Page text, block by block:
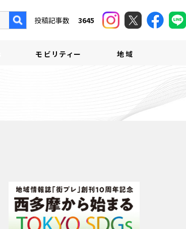
モビリティー 地域
投稿記事数 3645